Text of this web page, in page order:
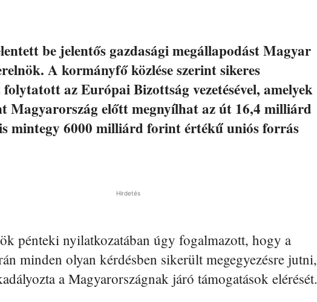
be jelentős gazdasági megállapodást Magyar
A kormányfő közlése szerint sikeres
az Európai Bizottság vezetésével, amelyek
Magyarország előtt megnyílhat az út 16,4 milliárd
mintegy 6000 milliárd forint értékű uniós forrás
Hirdetés
pénteki nyilatkozatában úgy fogalmazott, hogy a
minden olyan kérdésben sikerült megegyezésre jutni,
a Magyarországnak járó támogatások elérését.